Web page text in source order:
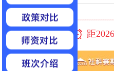
距